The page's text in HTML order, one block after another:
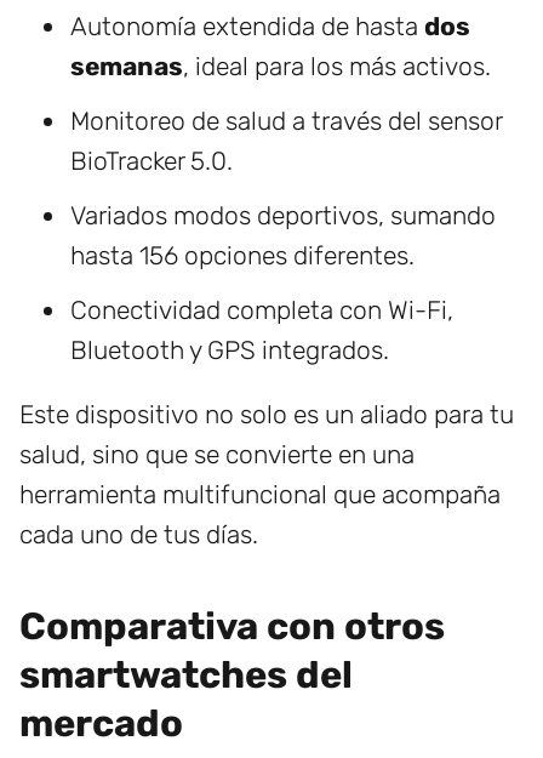
Autonomía extendida de hasta dos
semanas, ideal para los más activos.
Monitoreo de salud a través del sensor
BioTracker 5.0.
Variados modos deportivos, sumando
hasta 156 opciones diferentes.
Conectividad completa con Wi-Fi,
Bluetooth y GPS integrados.
Este dispositivo no solo es un aliado para tu
salud, sino que se convierte en una
herramienta multifuncional que acompaña
cada uno de tus días.
Comparativa con otros
smartwatches del
mercado